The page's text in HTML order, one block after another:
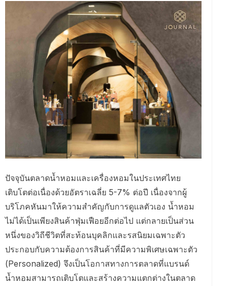
ปัจจุบันตลาดน้ำหอมและเครื่องหอมในประเทศไทย
เติบโตต่อเนื่องด้วยอัตราเฉลี่ย 5-7% ต่อปี เนื่องจากผู้
บริโภคหันมาให้ความสำคัญกับการดูแลตัวเอง น้ำหอม
ไม่ได้เป็นเพียงสินค้าฟุ่มเฟือยอีกต่อไป แต่กลายเป็นส่วน
หนึ่งของวิถีชีวิตที่สะท้อนบุคลิกและรสนิยมเฉพาะตัว
ประกอบกับความต้องการสินค้าที่มีความพิเศษเฉพาะตัว
(Personalized) จึงเป็นโอกาสทางการตลาดที่แบรนด์
น้ำหอมสามารถเติบโตและสร้างความแตกต่างในตลาด